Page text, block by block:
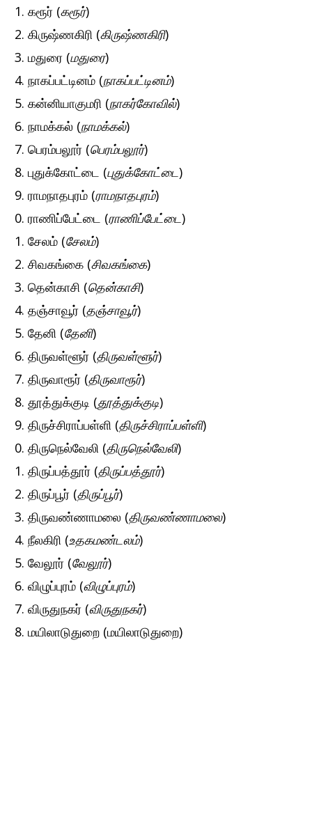
கரூர் (கரூர்)
கிருஷ்ணகிரி (கிருஷ்ணகிரி)
மதுரை (மதுரை)
நாகப்பட்டினம் (நாகப்பட்டினம்)
கன்னியாகுமரி (நாகர்கோவில்)
நாமக்கல் (நாமக்கல்)
பெரம்பலூர் (பெரம்பலூர்)
புதுக்கோட்டை (புதுக்கோட்டை)
ராமநாதபுரம் (ராமநாதபுரம்)
ராணிப்பேட்டை (ராணிப்பேட்டை)
சேலம் (சேலம்)
சிவகங்கை (சிவகங்கை)
தென்காசி (தென்காசி)
தஞ்சாவூர் (தஞ்சாவூர்)
தேனி (தேனி)
திருவள்ளூர் (திருவள்ளூர்)
திருவாரூர் (திருவாரூர்)
தூத்துக்குடி (தூத்துக்குடி)
திருச்சிராப்பள்ளி (திருச்சிராப்பள்ளி)
திருநெல்வேலி (திருநெல்வேலி)
திருப்பத்தூர் (திருப்பத்தூர்)
திருப்பூர் (திருப்பூர்)
திருவண்ணாமலை (திருவண்ணாமலை)
நீலகிரி (உதகமண்டலம்)
வேலூர் (வேலூர்)
விழுப்புரம் (விழுப்புரம்)
விருதுநகர் (விருதுநகர்)
மயிலாடுதுறை (மயிலாடுதுறை)